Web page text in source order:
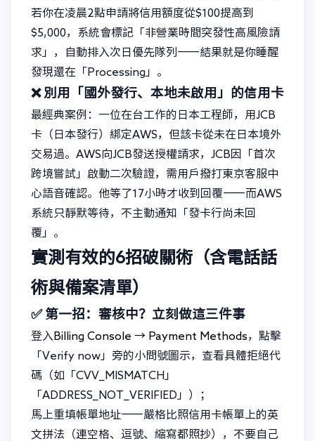
若你在凌晨2點申請將信用額度從$100提高到
$5,000，系統會標記「非營業時間突發性高風險請
求」，自動排入次日優先隊列——結果就是你睡醒
發現還在「Processing」。
❌ 別用「國外發行、本地未啟用」的信用卡
最經典案例：一位在台工作的日本工程師，用JCB
卡（日本發行）綁定AWS，但該卡從未在日本境外
交易過。AWS向JCB發送授權請求，JCB因「首次
跨境嘗試」啟動二次驗證，需用戶撥打東京客服中
心語音確認。他等了17小時才收到回覆——而AWS
系統只靜默等待，不主動通知「發卡行尚未回
覆」。
實測有效的6招破關術（含電話話
術與備案清單）
✅ 第一招：審核中？立刻做這三件事
登入 Billing Console → Payment Methods，點擊
「Verify now」旁的小問號圖示，查看具體拒絕代
碼（如「CVV_MISMATCH」
「ADDRESS_NOT_VERIFIED」）；
馬上重填帳單地址——嚴格比照信用卡帳單上的英
文拼法（連空格、逗號、縮寫都照抄），不要自己